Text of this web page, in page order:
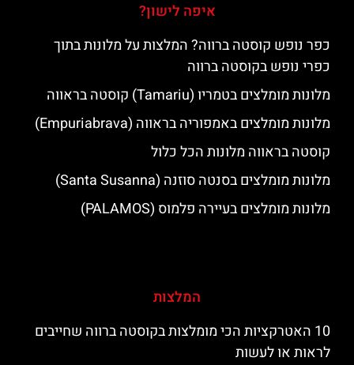
איפה לישון?
כפר נופש קוסטה ברווה? המלצות על מלונות בתוך
כפרי נופש בקוסטה ברווה
מלונות מומלצים בטמריו (Tamariu) קוסטה בראווה
מלונות מומלצים באמפוריה בראווה (Empuriabrava)
קוסטה בראווה מלונות הכל כלול
מלונות מומלצים בסנטה סוזנה (Santa Susanna)
מלונות מומלצים בעיירה פלמוס (PALAMOS)
המלצות
10 האטרקציות הכי מומלצות בקוסטה ברווה שחייבים
לראות או לעשות